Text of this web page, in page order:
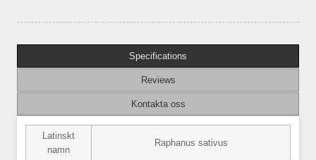
Specifications
Reviews
Kontakta oss
Latinskt
namn
Raphanus sativus